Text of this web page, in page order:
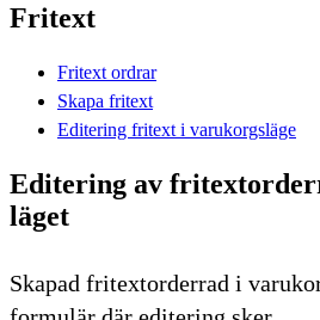
Fritext
Fritext ordrar
Skapa fritext
Editering fritext i varukorgsläge
Editering av
läget
Skapad fritextorderrad i